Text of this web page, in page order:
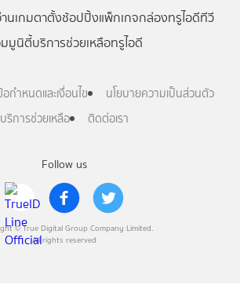
Follow us
© True Digital Group Company Limited.
All rights reserved
นเกมตาตั้งช้อปปิ้งแพ็กเกจกล่องทรูไอดีทีวี
มูนิตี้บริการช่วยเหลือทรูไอดี
อกำหนดและเงื่อนไข
นโยบายความเป็นส่วนตัว
บริการช่วยเหลือ
ติดต่อเรา